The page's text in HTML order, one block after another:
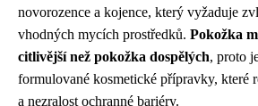
novorozence a kojence, který vyžaduje
vhodných mycích prostředků. Pokožka
citlivější než pokožka dospělých, proto
formulované kosmetické přípravky, které
a nezralost ochranné bariéry.